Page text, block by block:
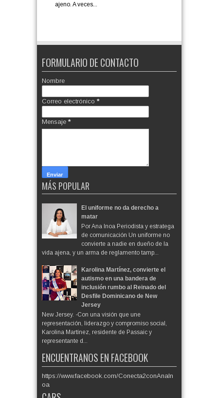
ajeno. A veces...
FORMULARIO DE CONTACTO
Nombre
Correo electrónico *
Mensaje *
MÁS POPULAR
El uniforme no da derecho a
matar
Por Ana Inoa Periodista y estratega
de comunicación Un uniforme no
convierte a nadie en dueño de la
vida ajena, y un arma de reglamento tamp...
Karolina Martínez, convierte el
autismo en una bandera de
inclusión rumbo al Reinado del
Desfile Dominicano de New
Jersey
New Jersey. -Con una visión que une
representación, liderazgo y compromiso social,
Karolina Martínez, residente de Passaic y
representante d...
ENCUENTRANOS EN FACEBOOK
https://www.facebook.com/Conecta2conAnaIn
oa